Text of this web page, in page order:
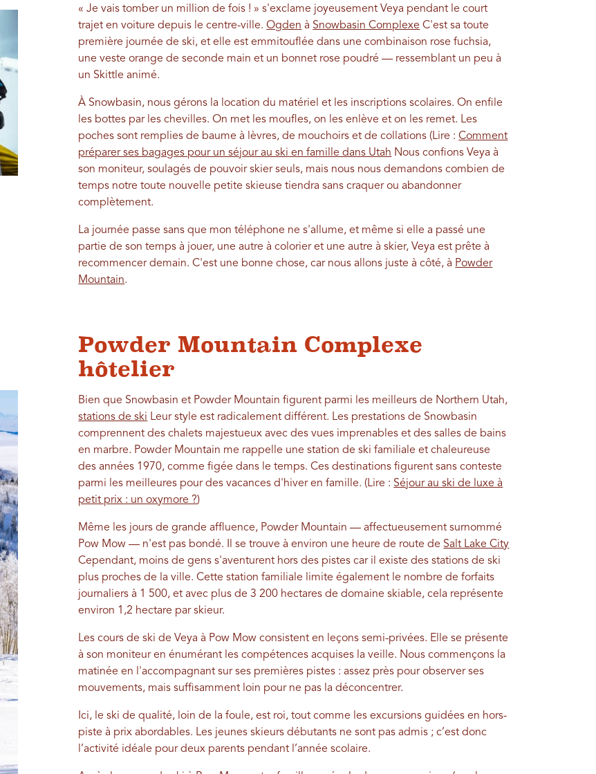
« Je vais tomber un million de fois ! » s'exclame joyeusement Veya pendant le court
trajet en voiture depuis le centre-ville.Ogden à Snowbasin Complexe C'est sa toute
première journée de ski, et elle est emmitouflée dans une combinaison rose fuchsia,
une veste orange de seconde main et un bonnet rose poudré — ressemblant un peu à
un Skittle animé.
À Snowbasin, nous gérons la location du matériel et les inscriptions scolaires. On enfile
les bottes par les chevilles. On met les moufles, on les enlève et on les remet. Les
poches sont remplies de baume à lèvres, de mouchoirs et de collations (Lire :Comment
préparer ses bagages pour un séjour au ski en famille dans Utah Nous confions Veya à
son moniteur, soulagés de pouvoir skier seuls, mais nous nous demandons combien de
temps notre toute nouvelle petite skieuse tiendra sans craquer ou abandonner
complètement.
La journée passe sans que mon téléphone ne s'allume, et même si elle a passé une
partie de son temps à jouer, une autre à colorier et une autre à skier, Veya est prête à
recommencer demain. C'est une bonne chose, car nous allons juste à côté, à Powder
Mountain.
Powder Mountain Complexe
hôtelier
Bien que Snowbasin et Powder Mountain figurent parmi les meilleurs de Northern Utah,
stations de ski Leur style est radicalement différent. Les prestations de Snowbasin
comprennent des chalets majestueux avec des vues imprenables et des salles de bains
en marbre. Powder Mountain me rappelle une station de ski familiale et chaleureuse
des années 1970, comme figée dans le temps. Ces destinations figurent sans conteste
parmi les meilleures pour des vacances d'hiver en famille. (Lire : Séjour au ski de luxe à
petit prix : un oxymore ?)
Même les jours de grande affluence, Powder Mountain — affectueusement surnommé
Pow Mow — n'est pas bondé. Il se trouve à environ une heure de route de Salt Lake City
Cependant, moins de gens s'aventurent hors des pistes car il existe des stations de ski
plus proches de la ville. Cette station familiale limite également le nombre de forfaits
journaliers à 1 500, et avec plus de 3 200 hectares de domaine skiable, cela représente
environ 1,2 hectare par skieur.
Les cours de ski de Veya à Pow Mow consistent en leçons semi-privées. Elle se présente
à son moniteur en énumérant les compétences acquises la veille. Nous commençons la
matinée en l'accompagnant sur ses premières pistes : assez près pour observer ses
mouvements, mais suffisamment loin pour ne pas la déconcentrer.
Ici, le ski de qualité, loin de la foule, est roi, tout comme les excursions guidées en hors-
piste à prix abordables. Les jeunes skieurs débutants ne sont pas admis ; c’est donc
l’activité idéale pour deux parents pendant l’année scolaire.